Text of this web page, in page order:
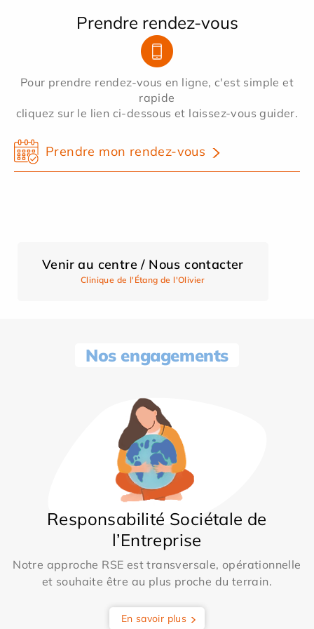
Prendre rendez-vous
Pour prendre rendez-vous en ligne, c'est simple et
rapide
cliquez sur le lien ci-dessous et laissez-vous guider.
Prendre mon rendez-vous
Venir au centre / Nous contacter
Clinique de l'Étang de l'Olivier
Nos engagements
Responsabilité Sociétale de
l’Entreprise
Notre approche RSE est transversale, opérationnelle
et souhaite être au plus proche du terrain.
En savoir plus